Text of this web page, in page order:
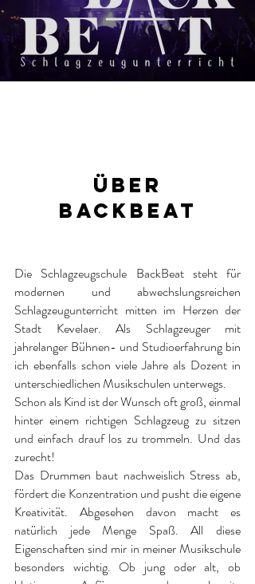
Über
BACKBEAT
Die Schlagzeugschule BackBeat steht für
modernen und abwechslungsreichen
Schlagzeugunterricht mitten im Herzen der
Stadt Kevelaer. Als Schlagzeuger mit
jahrelanger Bühnen- und Studioerfahrung bin
ich ebenfalls schon viele Jahre als Dozent in
unterschiedlichen Musikschulen unterwegs.
Schon als Kind ist der Wunsch oft groß, einmal
hinter einem richtigen Schlagzeug zu sitzen
und einfach drauf los zu trommeln. Und das
zurecht!
Das Drummen baut nachweislich Stress ab,
fördert die Konzentration und pusht die eigene
Kreativität. Abgesehen davon macht es
natürlich jede Menge Spaß. All diese
Eigenschaften sind mir in meiner Musikschule
besonders wichtig. Ob jung oder alt, ob